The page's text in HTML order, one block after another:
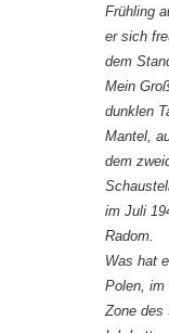
Frühling
er sich
dem
Mein
dunklen
Mantel,
dem
im Juli
Radom.
Was hat
Polen, im
Zone des